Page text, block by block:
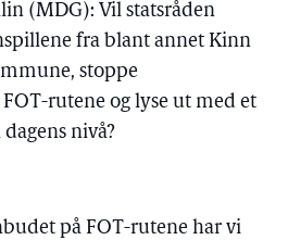
(MDG): Vil statsråden
fra blant annet Kinn
stoppe
rutene og lyse ut med et
nivå?
på FOT-rutene har vi